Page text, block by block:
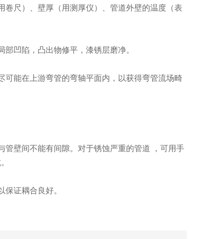
尺）、壁厚（用测厚仪）、管道外壁的温度（表
凹陷，凸出物修平，漆锈层磨净。
能在上游弯管的弯轴平面内，以获得弯管流场畸
壁间不能有间隙。对于锈蚀严重的管道 ，可用手
证耦合良好。